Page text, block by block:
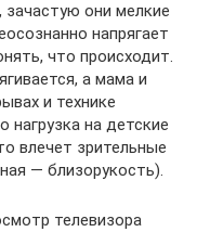
они мелкие
напрягает
что происходит.
а мама и
и технике
нагрузка на детские
влечет зрительные
— близорукость).
телевизора